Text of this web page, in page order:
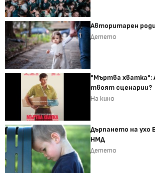
Авторитарен
Детето
"Мъртва хватка":
твоят сценарии?
На кино
Дърпането на ухо
НМД
Детето